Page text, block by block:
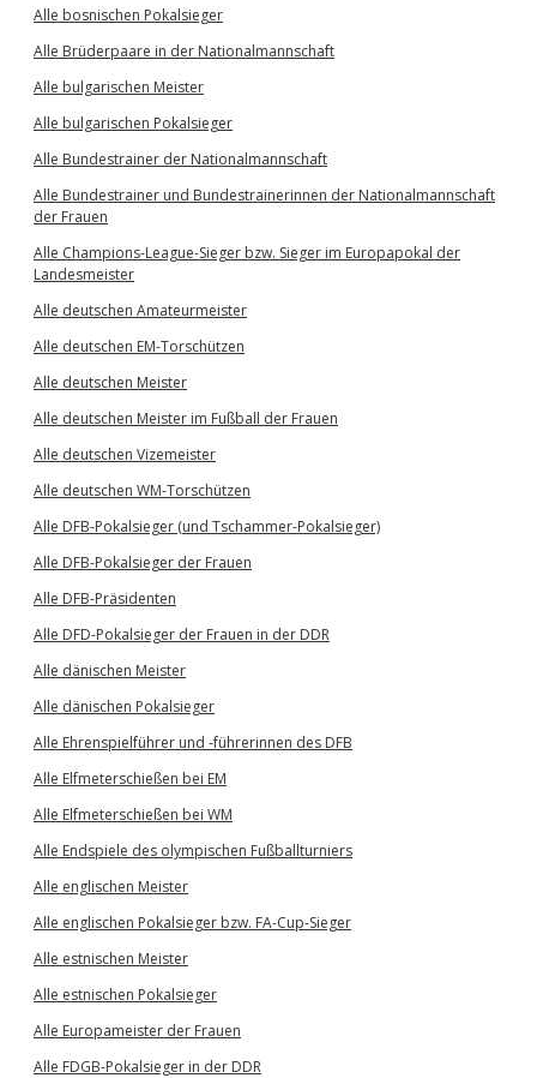
Alle bosnischen Pokalsieger
Alle Brüderpaare in der Nationalmannschaft
Alle bulgarischen Meister
Alle bulgarischen Pokalsieger
Alle Bundestrainer der Nationalmannschaft
Alle Bundestrainer und Bundestrainerinnen der Nationalmannschaft
der Frauen
Alle Champions-League-Sieger bzw. Sieger im Europapokal der
Landesmeister
Alle deutschen Amateurmeister
Alle deutschen EM-Torschützen
Alle deutschen Meister
Alle deutschen Meister im Fußball der Frauen
Alle deutschen Vizemeister
Alle deutschen WM-Torschützen
Alle DFB-Pokalsieger (und Tschammer-Pokalsieger)
Alle DFB-Pokalsieger der Frauen
Alle DFB-Präsidenten
Alle DFD-Pokalsieger der Frauen in der DDR
Alle dänischen Meister
Alle dänischen Pokalsieger
Alle Ehrenspielführer und -führerinnen des DFB
Alle Elfmeterschießen bei EM
Alle Elfmeterschießen bei WM
Alle Endspiele des olympischen Fußballturniers
Alle englischen Meister
Alle englischen Pokalsieger bzw. FA-Cup-Sieger
Alle estnischen Meister
Alle estnischen Pokalsieger
Alle Europameister der Frauen
Alle FDGB-Pokalsieger in der DDR